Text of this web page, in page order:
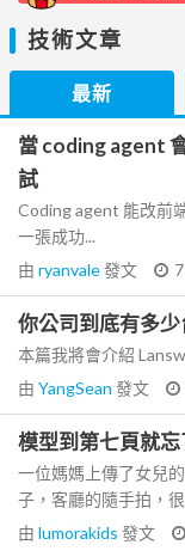
技術文章
最新
當 coding agent
試
Coding agent 能改前
一張成功...
由 ryanvale發文
你公司到底有多
本篇我將會介紹
由 YangSean 發文
模型到第七頁就
一位媽媽上傳了女兒
子，客廳的隨手拍，
由 lumorakids 發文